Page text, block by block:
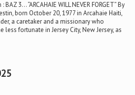
3… “ARCAHAIE WILL NEVER FORGET” By
born October 20, 1977 in Arcahaie Haiti,
a caretaker and a missionary who
fortunate in Jersey City, New Jersey, as